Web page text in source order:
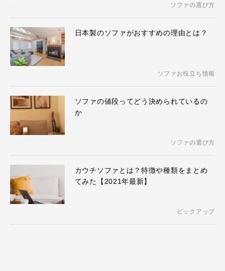
ソファの選び方
日本製のソファがおすすめの理由とは？
ソファお役立ち情報
ソファの値段ってどう決められているの
か
ソファの選び方
カウチソファとは？特徴や種類をまとめ
てみた【2021年最新】
ピックアップ